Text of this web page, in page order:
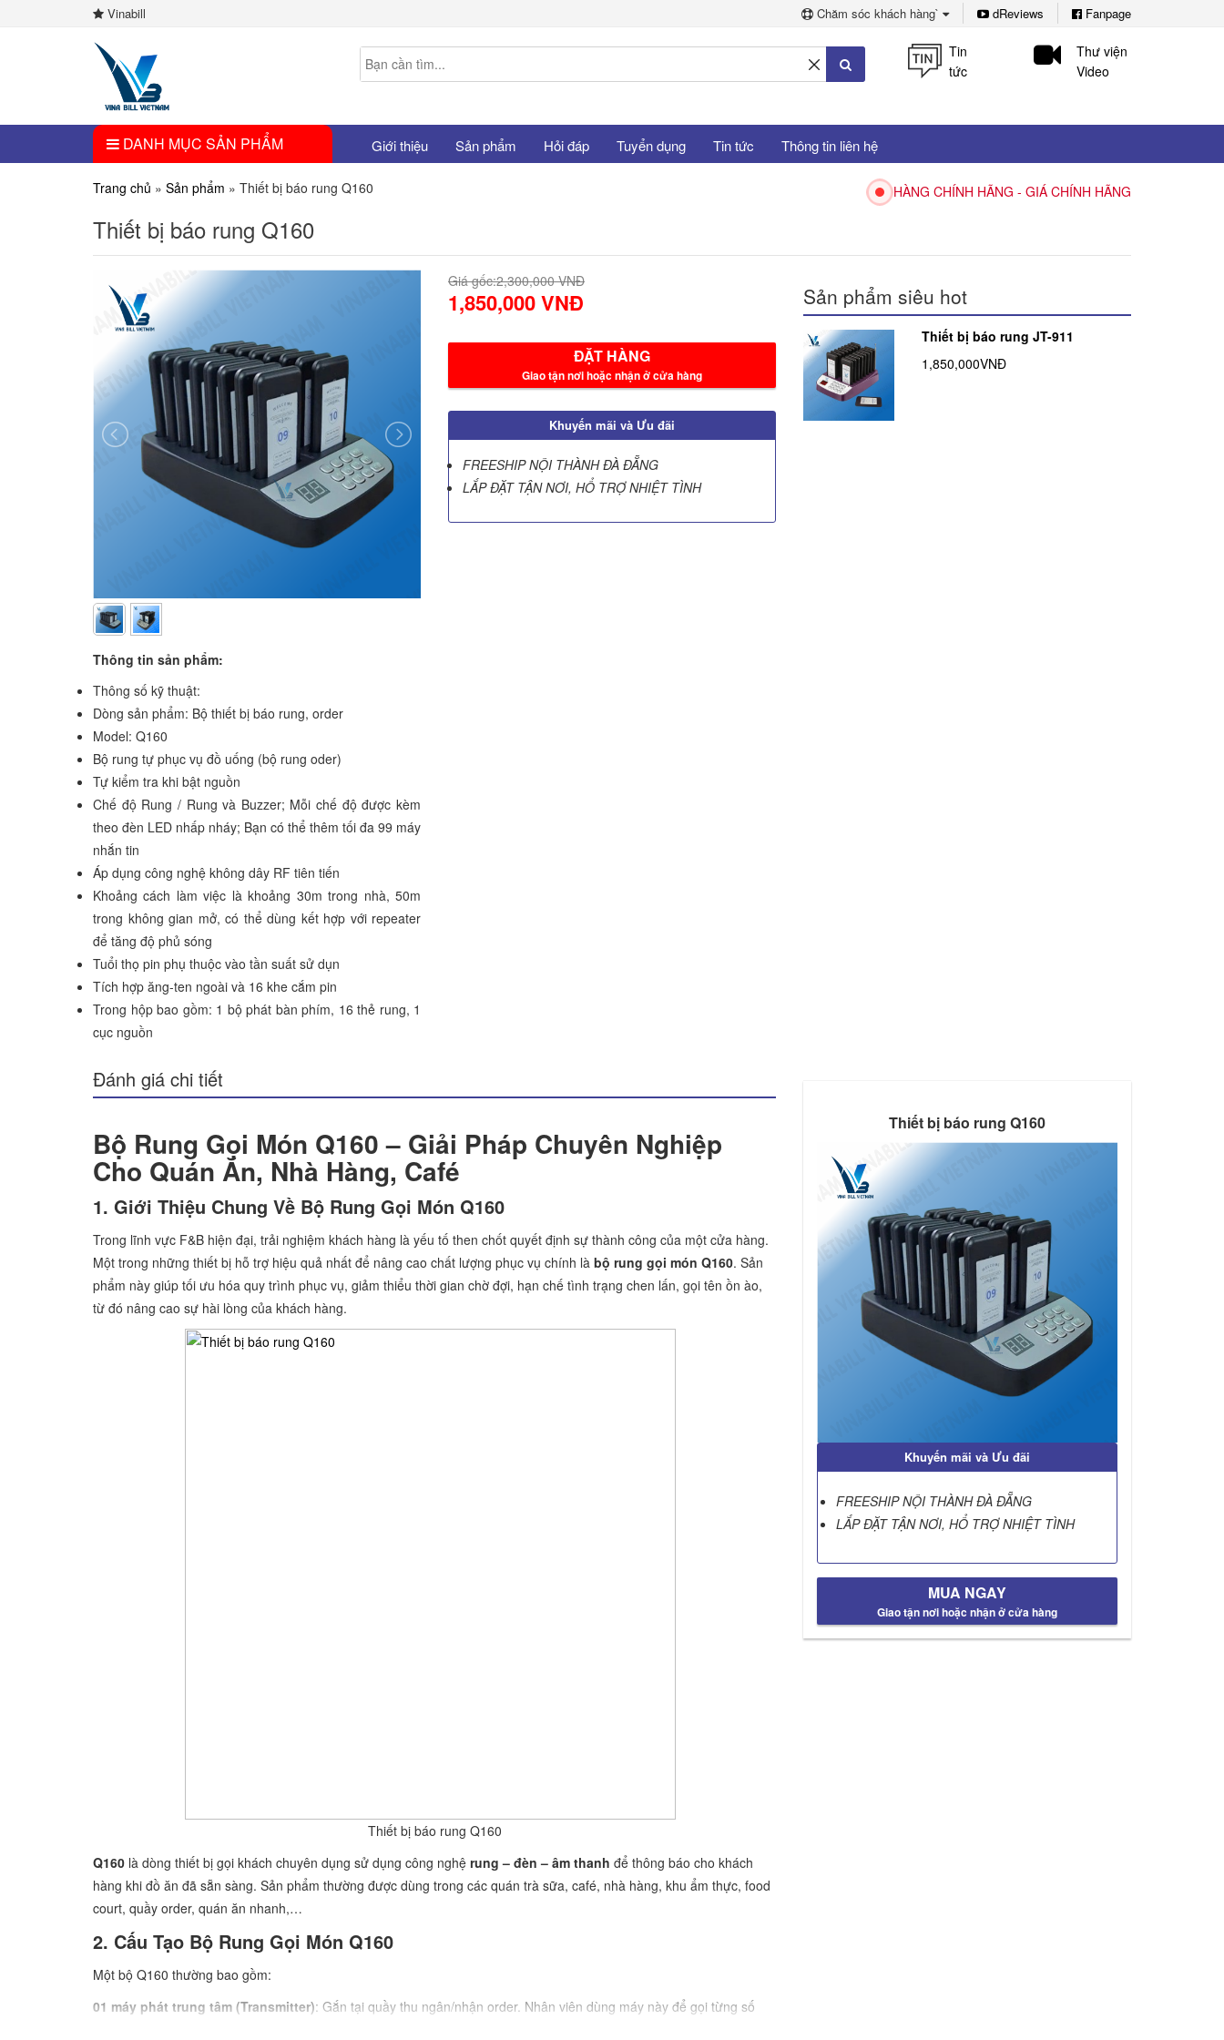
Vinabill Chăm sóc khách hàng` dReviews Fanpage
Tin
tức
Thư viện
Video
DANH MỤC SẢN PHẨM Giới thiệu Sản phẩm Hỏi đáp Tuyển dụng Tin tức Thông tin liên hệ
Trang chủ » Sản phẩm » Thiết bị báo rung Q160 HÀNG CHÍNH HÃNG - GIÁ CHÍNH HÃNG
Thiết bị báo rung Q160
Thông tin sản phẩm:
Thông số kỹ thuật:
Dòng sản phẩm: Bộ thiết bị báo rung, order
Model: Q160
Bộ rung tự phục vụ đồ uống (bộ rung oder)
Tự kiểm tra khi bật nguồn
Chế độ Rung / Rung và Buzzer; Mỗi chế độ được kèm
theo đèn LED nhấp nháy; Bạn có thể thêm tối đa 99 máy
nhắn tin
Áp dụng công nghệ không dây RF tiên tiến
Khoảng cách làm việc là khoảng 30m trong nhà, 50m
trong không gian mở, có thể dùng kết hợp với repeater
để tăng độ phủ sóng
Tuổi thọ pin phụ thuộc vào tần suất sử dụn
Tích hợp ăng-ten ngoài và 16 khe cắm pin
Trong hộp bao gồm: 1 bộ phát bàn phím, 16 thẻ rung, 1
cục nguồn
Giá gốc:2,300,000 VNĐ
1,850,000 VNĐ
ĐẶT HÀNG
Giao tận nơi hoặc nhận ở cửa hàng
Khuyến mãi và Ưu đãi
FREESHIP NỘI THÀNH ĐÀ ĐẴNG
LẮP ĐẶT TẬN NƠI, HỔ TRỢ NHIỆT TÌNH
Sản phẩm siêu hot
Thiết bị báo rung JT-911
1,850,000VNĐ
Đánh giá chi tiết
Bộ Rung Gọi Món Q160 – Giải Pháp Chuyên Nghiệp
Cho Quán Ăn, Nhà Hàng, Café
1. Giới Thiệu Chung Về Bộ Rung Gọi Món Q160
Trong lĩnh vực F&B hiện đại, trải nghiệm khách hàng là yếu tố then chốt quyết định sự thành công của một cửa hàng.
Một trong những thiết bị hỗ trợ hiệu quả nhất để nâng cao chất lượng phục vụ chính là bộ rung gọi món Q160. Sản
phẩm này giúp tối ưu hóa quy trình phục vụ, giảm thiểu thời gian chờ đợi, hạn chế tình trạng chen lấn, gọi tên ồn ào,
từ đó nâng cao sự hài lòng của khách hàng.
Thiết bị báo rung Q160
Q160 là dòng thiết bị gọi khách chuyên dụng sử dụng công nghệ rung – đèn – âm thanh để thông báo cho khách
hàng khi đồ ăn đã sẵn sàng. Sản phẩm thường được dùng trong các quán trà sữa, café, nhà hàng, khu ẩm thực, food
court, quầy order, quán ăn nhanh,…
2. Cấu Tạo Bộ Rung Gọi Món Q160
Một bộ Q160 thường bao gồm:
01 máy phát trung tâm (Transmitter): Gắn tại quầy thu ngân/nhận order. Nhân viên dùng máy này để gọi từng số
Thiết bị báo rung Q160
Khuyến mãi và Ưu đãi
FREESHIP NỘI THÀNH ĐÀ ĐẴNG
LẮP ĐẶT TẬN NƠI, HỔ TRỢ NHIỆT TÌNH
MUA NGAY
Giao tận nơi hoặc nhận ở cửa hàng